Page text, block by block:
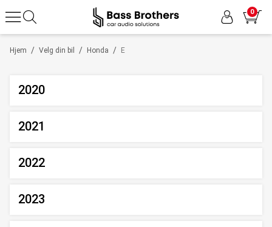
0
/
Hjem /
Velg din bil /
Honda E
2020
2021
2022
2023